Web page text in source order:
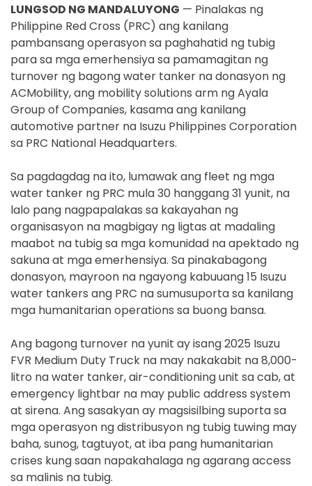
LUNGSOD NG MANDALUYONG — Pinalakas ng
Philippine Red Cross (PRC) ang kanilang
pambansang operasyon sa paghahatid ng tubig
para sa mga emerhensiya sa pamamagitan ng
turnover ng bagong water tanker na donasyon ng
ACMobility, ang mobility solutions arm ng Ayala
Group of Companies, kasama ang kanilang
automotive partner na Isuzu Philippines Corporation
sa PRC National Headquarters.
Sa pagdagdag na ito, lumawak ang fleet ng mga
water tanker ng PRC mula 30 hanggang 31 yunit, na
lalo pang nagpapalakas sa kakayahan ng
organisasyon na magbigay ng ligtas at madaling
maabot na tubig sa mga komunidad na apektado ng
sakuna at mga emerhensiya. Sa pinakabagong
donasyon, mayroon na ngayong kabuuang 15 Isuzu
water tankers ang PRC na sumusuporta sa kanilang
mga humanitarian operations sa buong bansa.
Ang bagong turnover na yunit ay isang 2025 Isuzu
FVR Medium Duty Truck na may nakakabit na 8,000-
litro na water tanker, air-conditioning unit sa cab, at
emergency lightbar na may public address system
at sirena. Ang sasakyan ay magsisilbing suporta sa
mga operasyon ng distribusyon ng tubig tuwing may
baha, sunog, tagtuyot, at iba pang humanitarian
crises kung saan napakahalaga ng agarang access
sa malinis na tubig.